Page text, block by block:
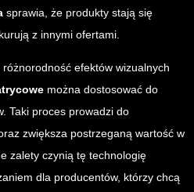
sprawia, że produkty stają się
z innymi ofertami.
efektów wizualnych
można dostosować do
Taki proces prowadzi do
zwiększa postrzeganą wartość w
zalety czynią tę technologię
dla producentów, którzy chcą